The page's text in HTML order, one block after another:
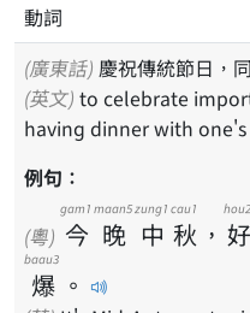
動詞
(廣東話) 慶祝傳統節日，
(英文)
having dinner with
例句：
(粵) 今
gam1
晚
maan5
中
zung1
秋
cau1
， 好
hou2
爆
baau3
。